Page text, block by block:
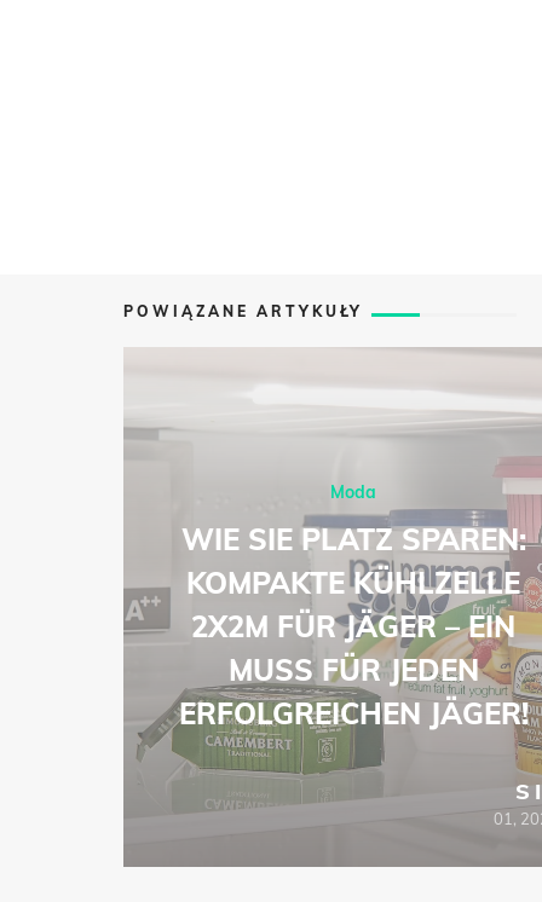
POWIĄZANE ARTYKUŁY
Moda
WIE SIE PLATZ SPAREN:
KOMPAKTE KÜHLZELLE
2X2M FÜR JÄGER – EIN
MUSS FÜR JEDEN
ERFOLGREICHEN JÄGER!
01,